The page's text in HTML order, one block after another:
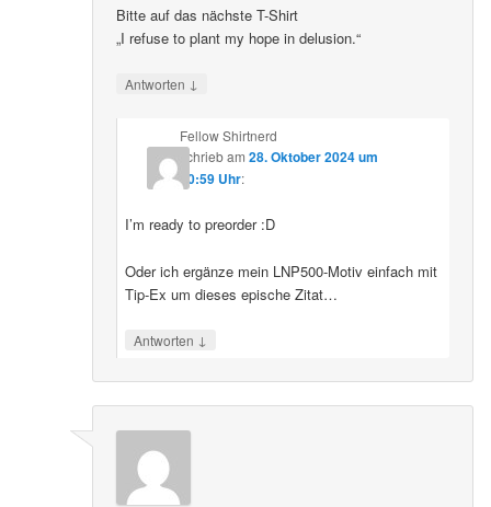
Bitte auf das nächste T-Shirt
„I refuse to plant my hope in delusion.“
Antworten ↓
Fellow Shirtnerd
schriebam 28. Oktober 2024 um
10:59 Uhr:
I’m ready to preorder :D
Oder ich ergänze mein LNP500-Motiv einfach mit
Tip-Ex um dieses epische Zitat…
Antworten ↓